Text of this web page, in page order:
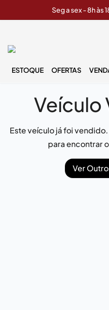
Seg a sex - 8h às
ESTOQUE OFERTAS
Veículo
Este veículo já foi
para encontrar
Ver